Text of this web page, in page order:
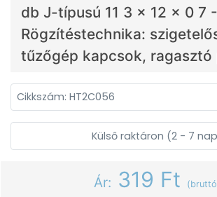
db J-típusú 11 3 x 12 x 0 7 -
Rögzítéstechnika:
tűzőgép kapcsok, ragasztó
Cikkszám: HT2C056
Külső raktáron (2 - 7
Ár: 319 Ft